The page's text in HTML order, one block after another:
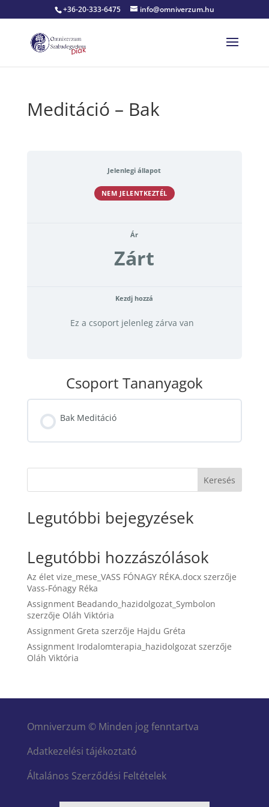
+36-20-333-6475 info@omniverzum.hu
Meditáció – Bak
Jelenlegi állapot
NEM JELENTKEZTÉL
Ár
Zárt
Kezdj hozzá
Ez a csoport jelenleg zárva van
Csoport Tananyagok
Bak Meditáció
0% KÉSZ 0/0 lépés
Keresés
Legutóbbi bejegyzések
Legutóbbi hozzászólások
Az élet vize_mese_VASS FÓNAGY RÉKA.docxszerzője
Vass-Fónagy Réka
Assignment Beadando_hazidolgozat_Symbolon
szerzője Oláh Viktória
Assignment Greta szerzője Hajdu Gréta
Assignment Irodalomterapia_hazidolgozatszerzője
Oláh Viktória
Omniverzum © Minden jog fenntartva
Adatkezelési tájékoztató
Általános Szerződési Feltételek